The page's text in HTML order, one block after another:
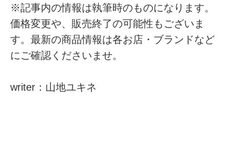
※記事内の情報は執筆時のものになります。
価格変更や、販売終了の可能性もございま
す。最新の商品情報は各お店・ブランドなど
にご確認くださいませ。
writer：山地ユキネ